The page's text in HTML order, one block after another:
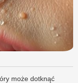
może dotknąć